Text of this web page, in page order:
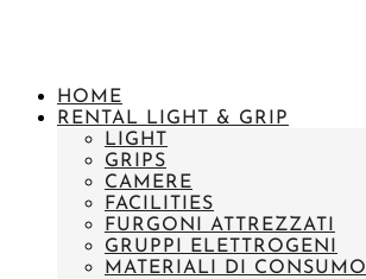
HOME
RENTAL LIGHT & GRIP
LIGHT
GRIPS
CAMERE
FACILITIES
FURGONI ATTREZZATI
GRUPPI ELETTROGENI
MATERIALI DI CONSUMO